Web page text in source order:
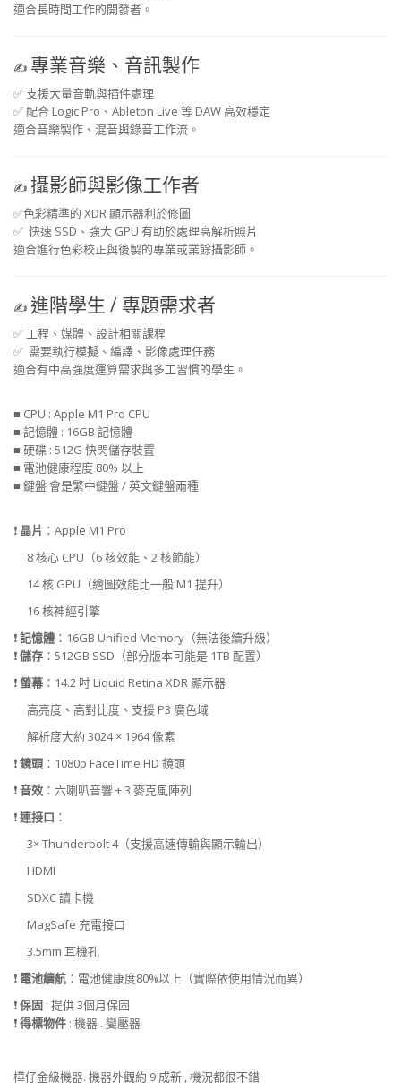
適合長時間工作的開發者。
✍️ 專業音樂、音訊製作
✅ 支援大量音軌與插件處理
✅配合 Logic Pro、Ableton Live 等 DAW 高效穩定
適合音樂製作、混音與錄音工作流。
✍️ 攝影師與影像工作者
✅色彩精準的 XDR 顯示器利於修圖
✅ 快速 SSD、強大 GPU 有助於處理高解析照片
適合進行色彩校正與後製的專業或業餘攝影師。
✍️ 進階學生 / 專題需求者
✅ 工程、媒體、設計相關課程
✅ 需要執行模擬、編譯、影像處理任務
適合有中高強度運算需求與多工習慣的學生。
■ CPU : Apple M1 Pro CPU
■ 記憶體 : 16GB 記憶體
■ 硬碟 : 512G 快閃儲存裝置
■ 電池健康程度 80% 以上
■ 鍵盤 會是繁中鍵盤 / 英文鍵盤兩種
❗ 晶片 ：Apple M1 Pro
8 核心 CPU（6 核效能、2 核節能）
14 核 GPU（繪圖效能比一般 M1 提升）
16 核神經引擎
❗記憶體 ：16GB Unified Memory（無法後續升級）
❗儲存 ：512GB SSD（部分版本可能是 1TB 配置）
❗螢幕 ：14.2 吋 Liquid Retina XDR 顯示器
高亮度、高對比度、支援 P3 廣色域
解析度大約 3024 × 1964 像素
❗鏡頭 ：1080p FaceTime HD 鏡頭
❗音效 ：六喇叭音響 + 3 麥克風陣列
❗連接口 ：
3× Thunderbolt 4（支援高速傳輸與顯示輸出）
HDMI
SDXC 讀卡機
MagSafe 充電接口
3.5mm 耳機孔
❗ 電池續航 ： 電池健康度80%以上（實際依使用情況而異）
❗保固 : 提供 3個月保固
❗得標物件 : 機器 . 變壓器
樺仔金級機器. 機器外觀約 9 成新 , 機況都很不錯